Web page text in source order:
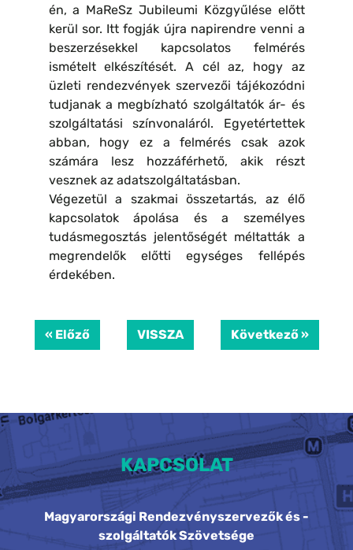
én, a MaReSz Jubileumi Közgyűlése előtt
kerül sor. Itt fogják újra napirendre venni a
beszerzésekkel kapcsolatos felmérés
ismételt elkészítését. A cél az, hogy az
üzleti rendezvények szervezői tájékozódni
tudjanak a megbízható szolgáltatók ár- és
szolgáltatási színvonaláról. Egyetértettek
abban, hogy ez a felmérés csak azok
számára lesz hozzáférhető, akik részt
vesznek az adatszolgáltatásban.
Végezetül a szakmai összetartás, az élő
kapcsolatok ápolása és a személyes
tudásmegosztás jelentőségét méltatták a
megrendelők előtti egységes fellépés
érdekében.
« Előző VISSZA Következő »
KAPCSOLAT
Magyarországi Rendezvényszervezők és -
szolgáltatók Szövetsége